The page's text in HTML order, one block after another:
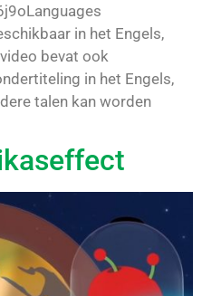
in het Engels,
bevat ook
in het Engels,
talen kan worden